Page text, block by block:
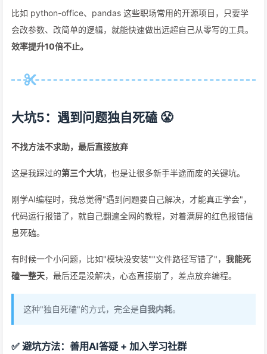
比如 python-office、pandas 这些职场常用的开源项目，只要学
会改参数、改简单的逻辑，就能快速做出远超自己从零写的工具。
效率提升10倍不止。
大坑5：遇到问题独自死磕 😤
不找方法不求助，最后直接放弃
这是我踩过的第三个大坑，也是让很多新手半途而废的关键坑。
刚学AI编程时，我总觉得"遇到问题要自己解决，才能真正学会"，
代码运行报错了，就自己翻遍全网的教程，对着满屏的红色报错信
息死磕。
有时候一个小问题，比如"模块没安装""文件路径写错了"， 我能死
磕一整天，最后还是没解决，心态直接崩了，差点放弃编程。
这种"独自死磕"的方式，完全是自我内耗。
✅ 避坑方法：善用AI答疑 + 加入学习社群